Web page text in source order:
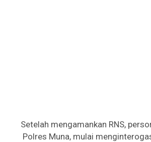
Setelah mengamankan RNS,
Polres Muna, mulai